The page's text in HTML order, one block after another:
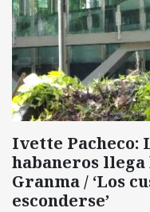
Ivette Pacheco:
habaneros
Granma / ‘Los
esconderse’